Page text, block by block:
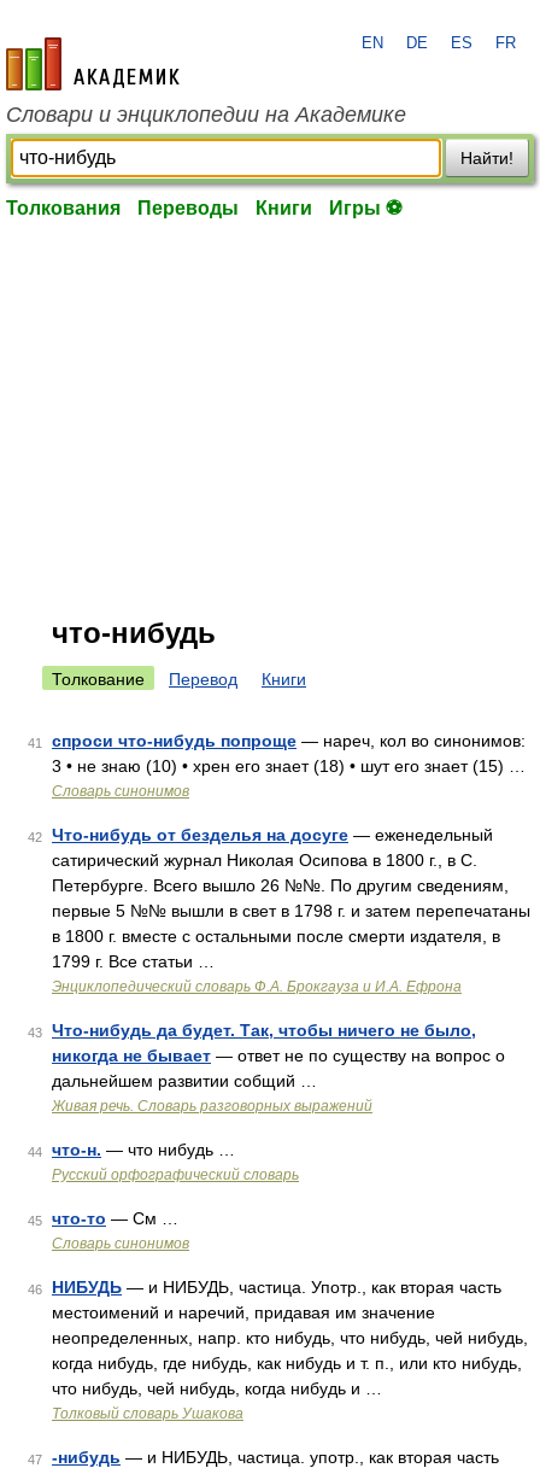
academic.ru
EN DE ES FR
Словари и энциклопедии на Академике
Найти!
Толкования Переводы Книги Игры ⚽
что-нибудь
Толкование Перевод Книги
41 спроси что-нибудь попроще — нареч, кол во синонимов:
3 • не знаю (10) • хрен его знает (18) • шут его знает (15) …
Словарь синонимов
42 Что-нибудь от безделья на досуге — еженедельный
сатирический журнал Николая Осипова в 1800 г., в С.
Петербурге. Всего вышло 26 №№. По другим сведениям,
первые 5 №№ вышли в свет в 1798 г. и затем перепечатаны
в 1800 г. вместе с остальными после смерти издателя, в
1799 г. Все статьи …
Энциклопедический словарь Ф.А. Брокгауза и И.А. Ефрона
43
Что-нибудь да будет. Так, чтобы ничего не было,
никогда не бывает — ответ не по существу на вопрос о
дальнейшем развитии собщий …
Живая речь. Словарь разговорных выражений
44 что-н. — что нибудь …
Русский орфографический словарь
45 что-то — См …
Словарь синонимов
46 НИБУДЬ — и НИБУДЬ, частица. Употр., как вторая часть
местоимений и наречий, придавая им значение
неопределенных, напр. кто нибудь, что нибудь, чей нибудь,
когда нибудь, где нибудь, как нибудь и т. п., или кто нибудь,
что нибудь, чей нибудь, когда нибудь и …
Толковый словарь Ушакова
47 -нибудь — и НИБУДЬ, частица. употр., как вторая часть